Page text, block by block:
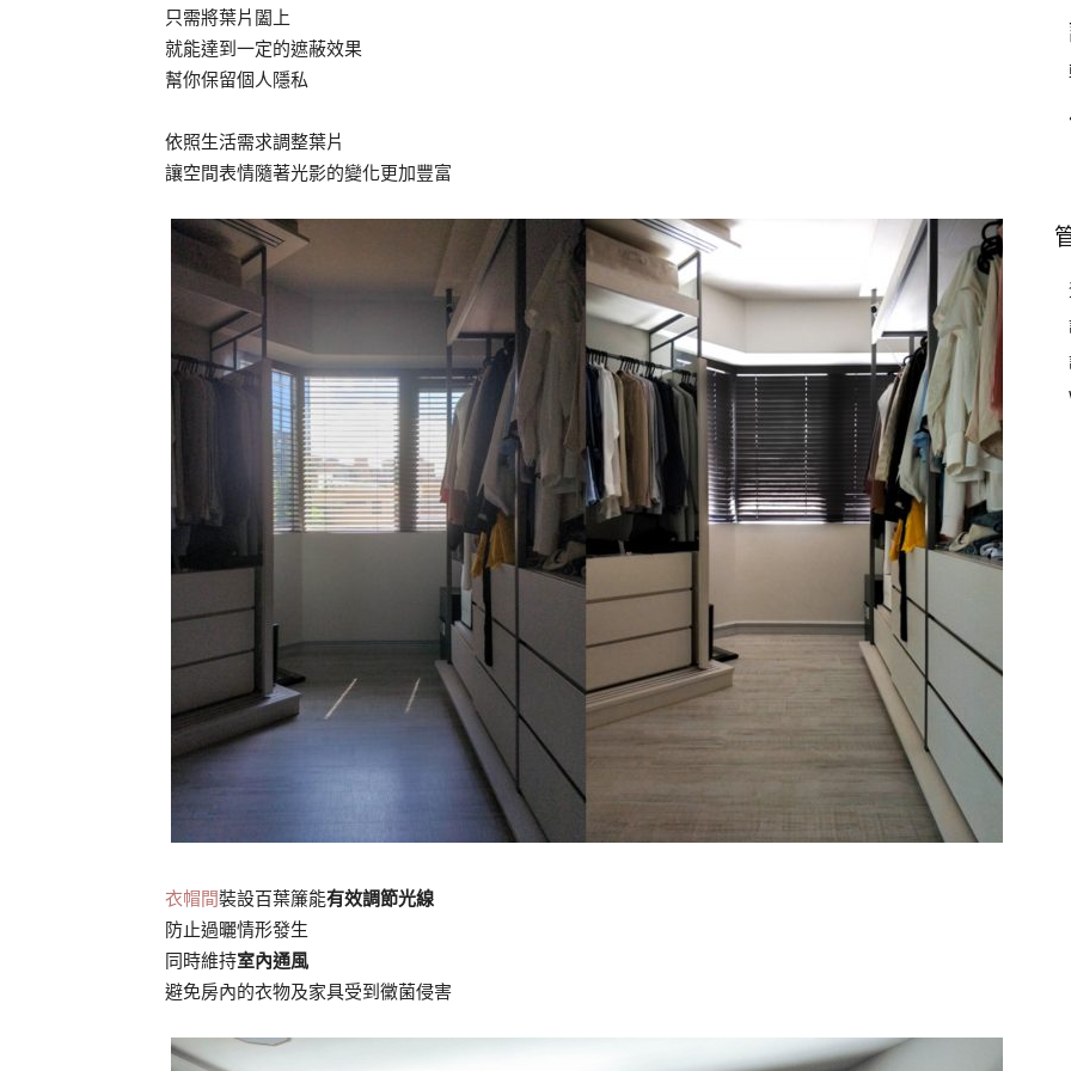
只需將葉片闔上
就能達到一定的遮蔽效果
幫你保留個人隱私
依照生活需求調整葉片
讓空間表情隨著光影的變化更加豐富
衣帽間裝設百葉簾能有效調節光線
防止過曬情形發生
同時維持室內通風
避免房內的衣物及家具受到黴菌侵害